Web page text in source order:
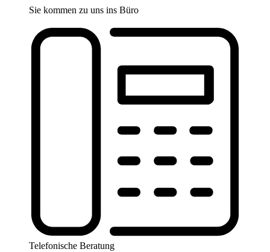
Sie kommen zu uns ins Büro
Telefonische Beratung